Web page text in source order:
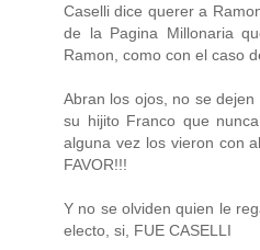
Caselli dice querer a
de la Pagina Millonaria
Ramon, como con el caso
Abran los ojos, no se
su hijito Franco que
alguna vez los vieron con
FAVOR!!!
Y no se olviden quien le
electo, si, FUE CASELLI